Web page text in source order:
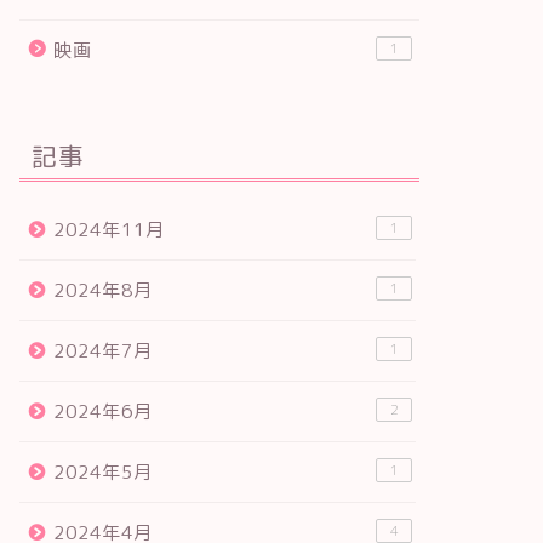
映画 1
記事
2024年11月 1
2024年8月 1
2024年7月 1
2024年6月 2
2024年5月 1
2024年4月 4